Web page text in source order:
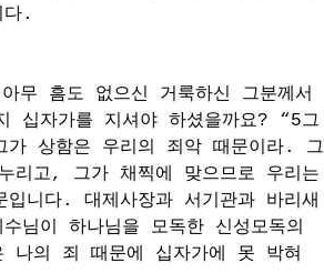
다.
무 흠도 없으신 거룩하신 그분께서
십자가를 지셔야 하셨을까요? “5그
상함은 우리의 죄악 때문이라. 그
리고, 그가 채찍에 맞으므로 우리는
니다. 대제사장과 서기관과 바리새
님이 하나님을 모독한 신성모독의
나의 죄 때문에 십자가에 못 박혀